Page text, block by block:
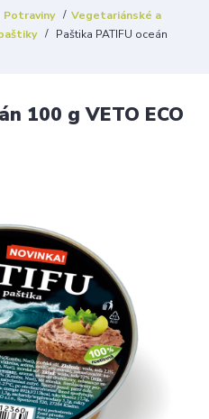
Potraviny
Vegetariánské a
Paštika PATIFU oceán
100 g VETO ECO